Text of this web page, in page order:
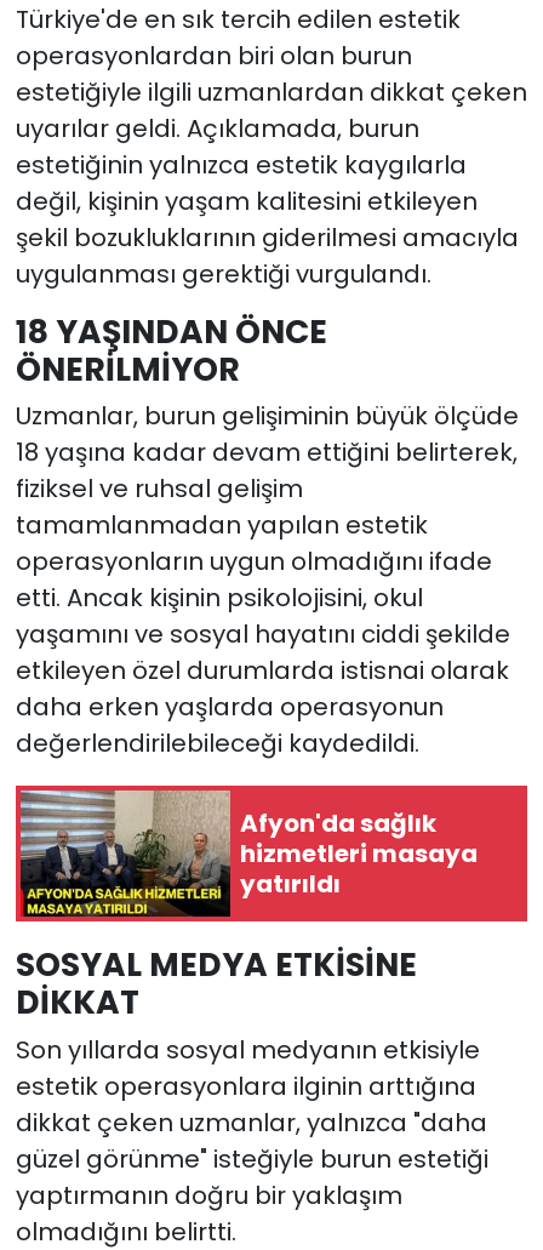
Türkiye'de en sık tercih edilen estetik
operasyonlardan biri olan burun
estetiğiyle ilgili uzmanlardan dikkat çeken
uyarılar geldi. Açıklamada, burun
estetiğinin yalnızca estetik kaygılarla
değil, kişinin yaşam kalitesini etkileyen
şekil bozukluklarının giderilmesi amacıyla
uygulanması gerektiği vurgulandı.
18 YAŞINDAN ÖNCE
ÖNERİLMİYOR
Uzmanlar, burun gelişiminin büyük ölçüde
18 yaşına kadar devam ettiğini belirterek,
fiziksel ve ruhsal gelişim
tamamlanmadan yapılan estetik
operasyonların uygun olmadığını ifade
etti. Ancak kişinin psikolojisini, okul
yaşamını ve sosyal hayatını ciddi şekilde
etkileyen özel durumlarda istisnai olarak
daha erken yaşlarda operasyonun
değerlendirilebileceği kaydedildi.
Afyon'da sağlık
hizmetleri masaya
yatırıldı
SOSYAL MEDYA ETKİSİNE
DİKKAT
Son yıllarda sosyal medyanın etkisiyle
estetik operasyonlara ilginin arttığına
dikkat çeken uzmanlar, yalnızca "daha
güzel görünme" isteğiyle burun estetiği
yaptırmanın doğru bir yaklaşım
olmadığını belirtti.